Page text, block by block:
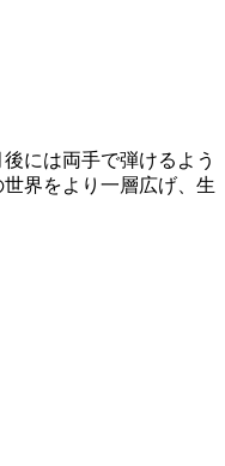
には両手で弾けるよう
界をより一層広げ、生